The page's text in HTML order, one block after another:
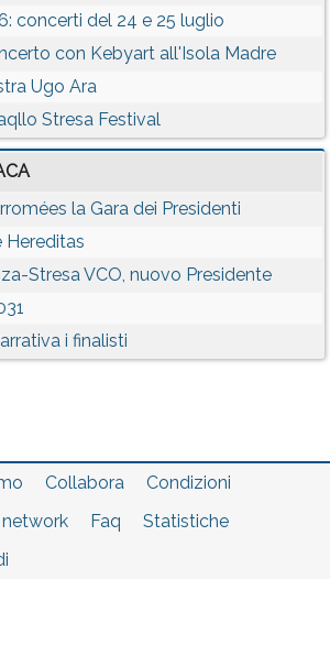
concerti del 24 e 25 luglio
con Kebyart all'Isola Madre
Ugo Ara
Stresa Festival
la Gara dei Presidenti
Hereditas
Stresa VCO, nuovo Presidente
i finalisti
Collabora
Condizioni
network Faq
Statistiche